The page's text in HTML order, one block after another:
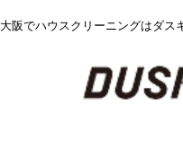
大阪でハウスクリーニングはダス